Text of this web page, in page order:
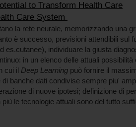
to Transform Health Care
Care System
la rete neurale, memorizzando una
è successo, previsioni attendibili sul
es.cutanee), individuare la giusta
in un elenco delle attuali
cui il Deep Learning può fornire il
banche dati condivise sempre piu'
di nuove ipotesi; definizione di
le tecnologie attuali sono del tutto